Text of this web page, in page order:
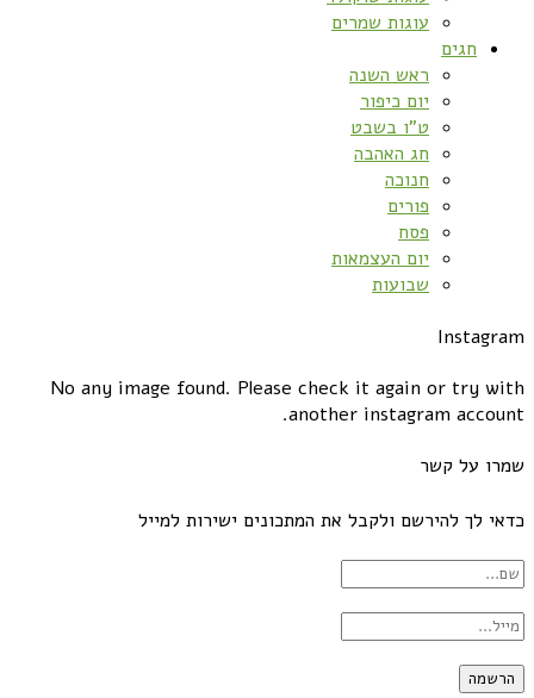
עוגות שמרים
חגים
ראש השנה
יום כיפור
ט”ו בשבט
חג האהבה
חנוכה
פורים
פסח
יום העצמאות
שבועות
Instagram
No any image found. Please check it again or try with
another instagram account.
שמרו על קשר
כדאי לך להירשם ולקבל את המתכונים ישירות למייל